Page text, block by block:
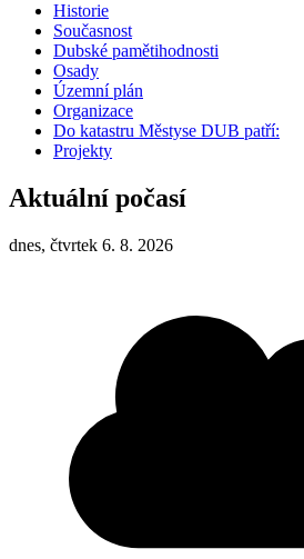
Historie
Současnost
Dubské pamětihodnosti
Osady
Územní plán
Organizace
Do katastru Městyse DUB patří:
Projekty
Aktuální počasí
dnes, čtvrtek 6. 8. 2026